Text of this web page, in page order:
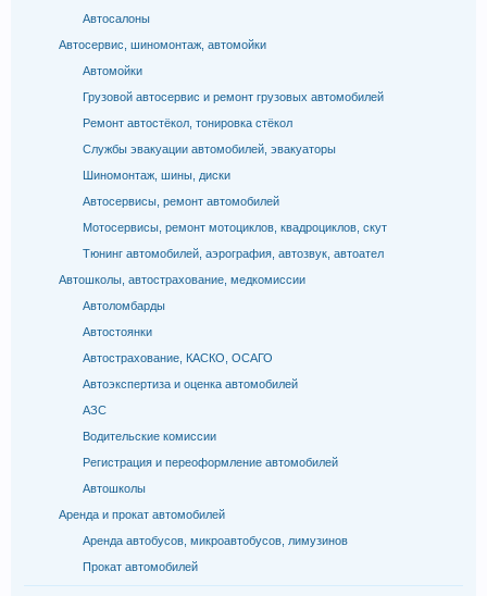
Автосалоны
Автосервис, шиномонтаж, автомойки
Автомойки
Грузовой автосервис и ремонт грузовых автомобилей
Ремонт автостёкол, тонировка стёкол
Службы эвакуации автомобилей, эвакуаторы
Шиномонтаж, шины, диски
Автосервисы, ремонт автомобилей
Мотосервисы, ремонт мотоциклов, квадроциклов, скут
Тюнинг автомобилей, аэрография, автозвук, автоател
Автошколы, автострахование, медкомиссии
Автоломбарды
Автостоянки
Автострахование, КАСКО, ОСАГО
Автоэкспертиза и оценка автомобилей
АЗС
Водительские комиссии
Регистрация и переоформление автомобилей
Автошколы
Аренда и прокат автомобилей
Аренда автобусов, микроавтобусов, лимузинов
Прокат автомобилей